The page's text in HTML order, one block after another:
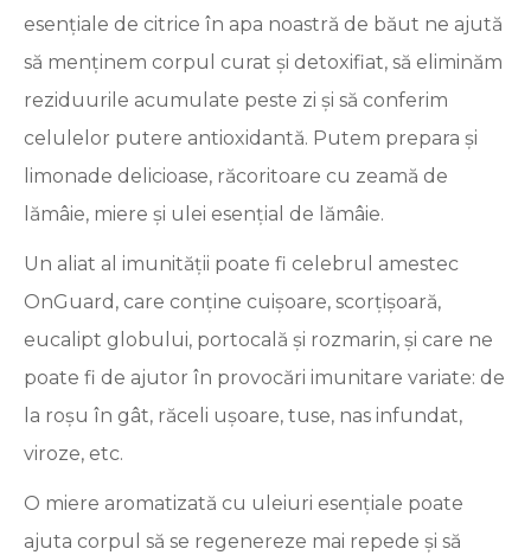
esențiale de citrice în apa noastră de băut ne ajută
să menținem corpul curat și detoxifiat, să eliminăm
reziduurile acumulate peste zi și să conferim
celulelor putere antioxidantă. Putem prepara și
limonade delicioase, răcoritoare cu zeamă de
lămâie, miere și ulei esențial de lămâie.
Un aliat al imunității poate fi celebrul amestec
OnGuard, care conține cuișoare, scorțișoară,
eucalipt globului, portocală și rozmarin, și care ne
poate fi de ajutor în provocări imunitare variate: de
la roșu în gât, răceli ușoare, tuse, nas infundat,
viroze, etc.
O miere aromatizată cu uleiuri esențiale poate
ajuta corpul să se regenereze mai repede și să